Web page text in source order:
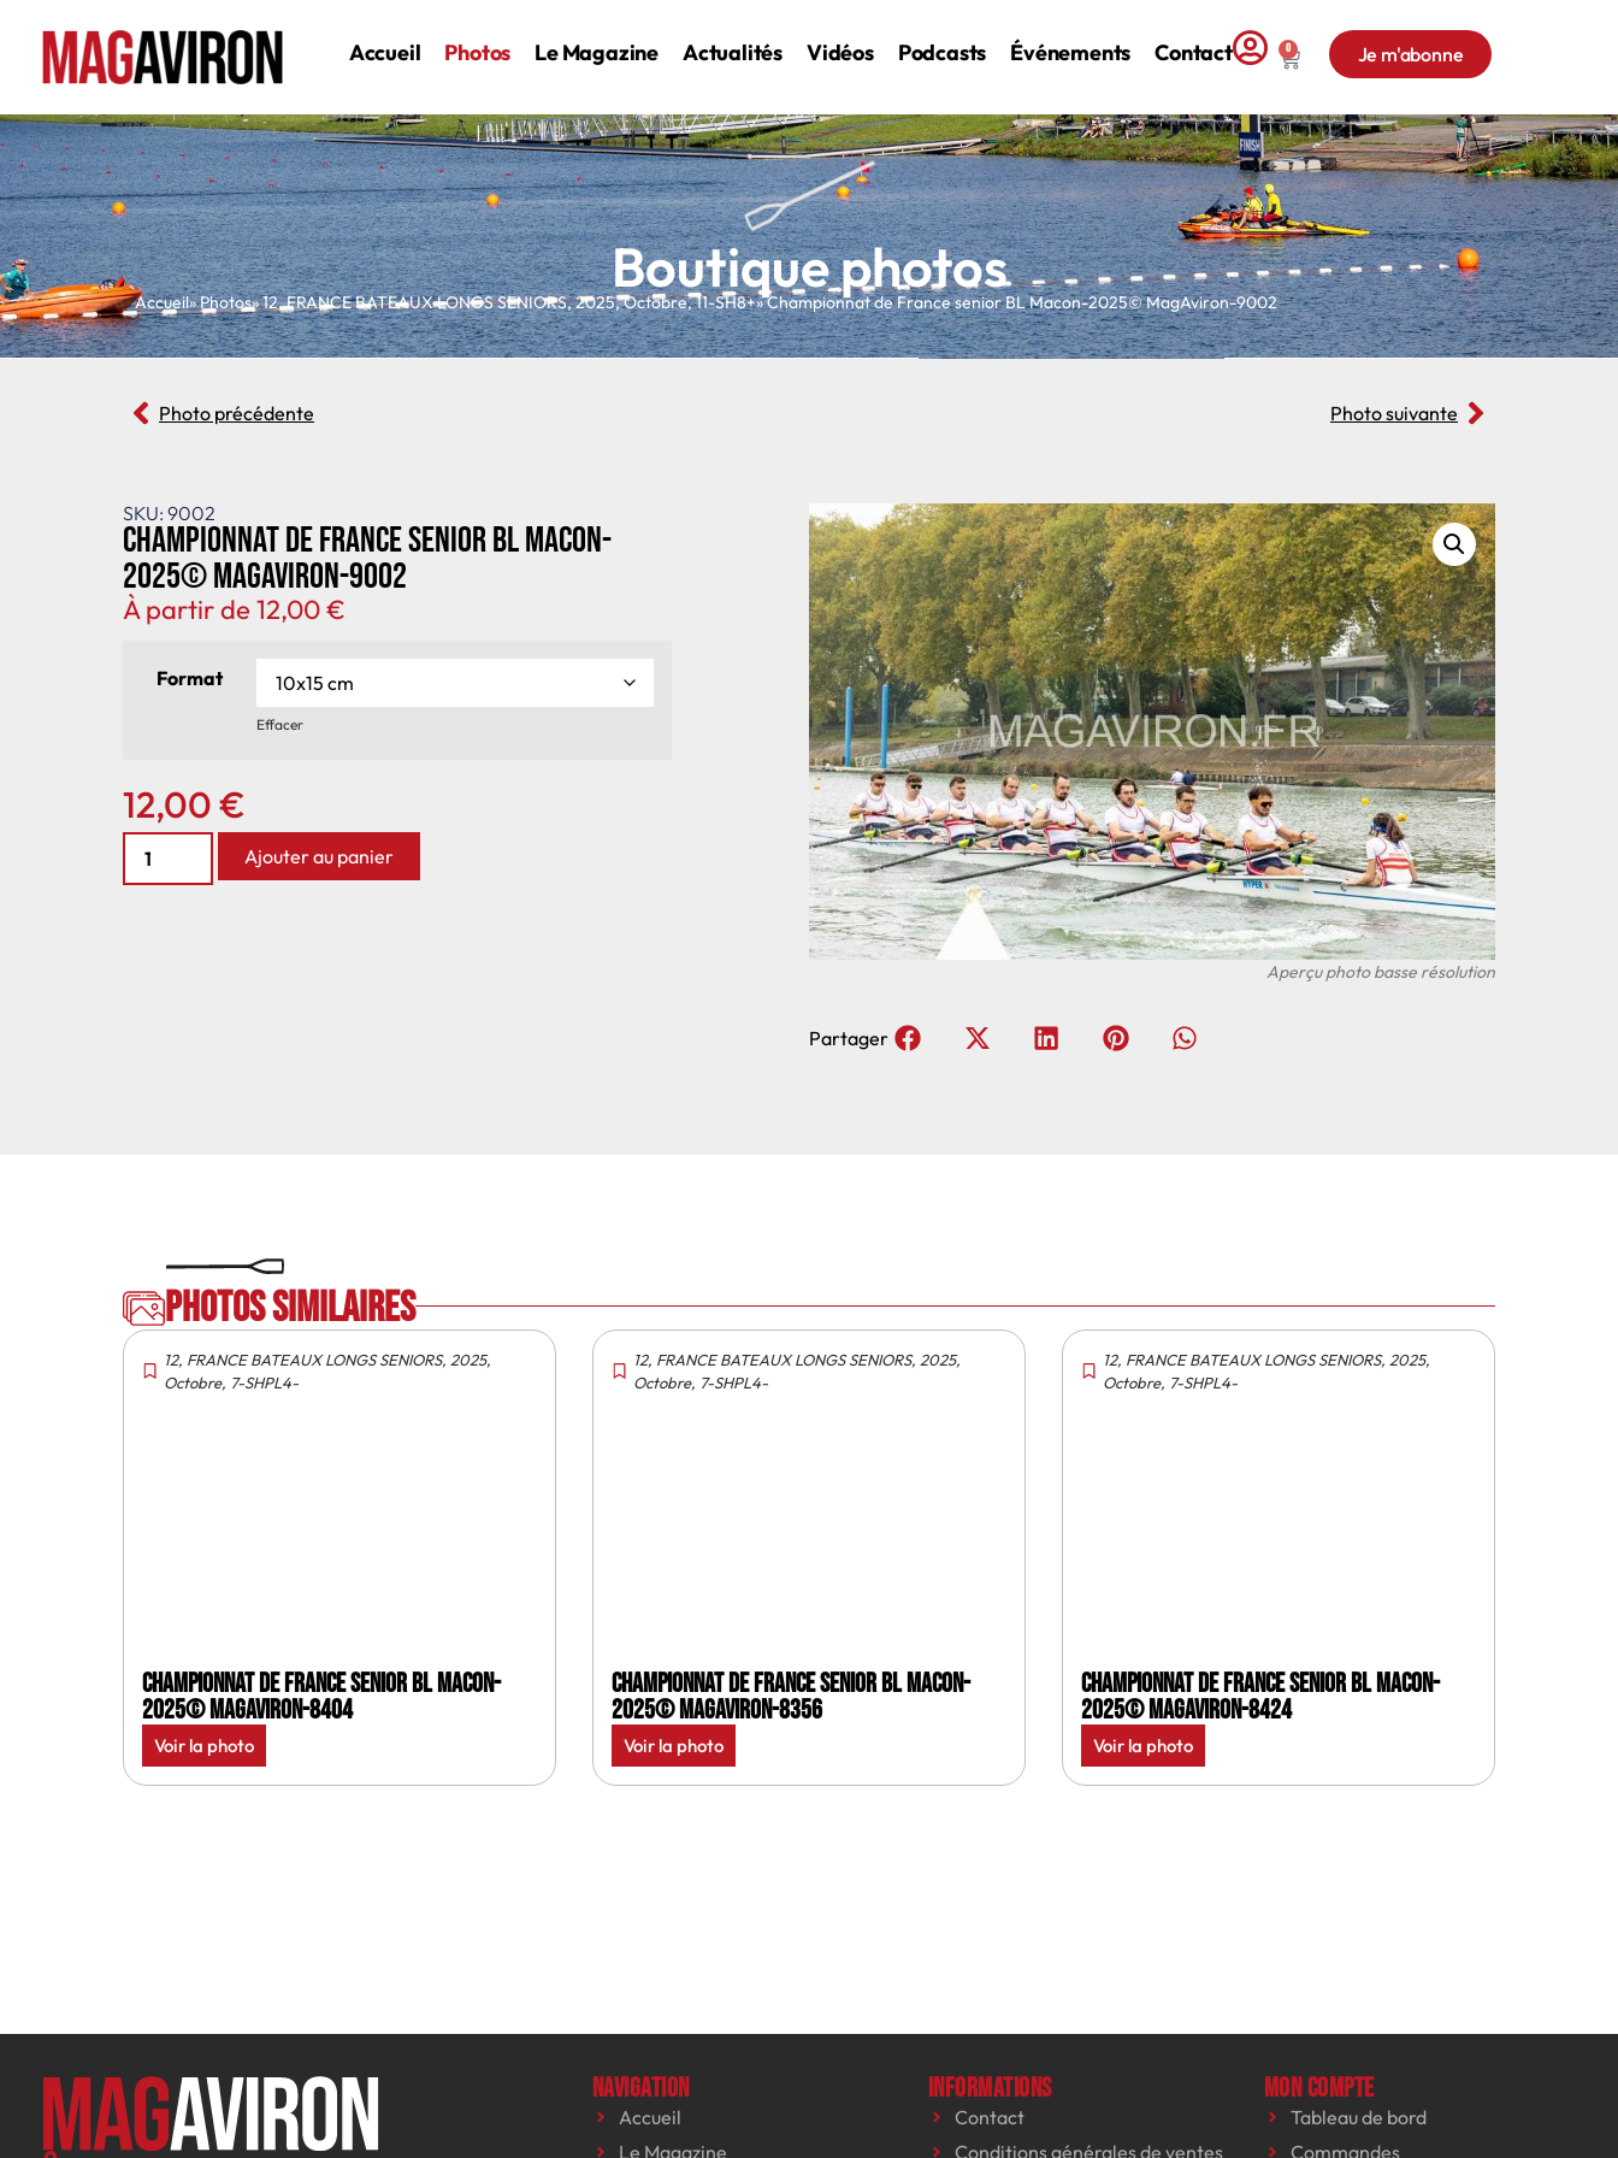
Accueil Photos Le Magazine Actualités Vidéos Podcasts Événements Contact 0 Je m'abonne
Boutique photos
Accueil» Photos»12,FRANCE BATEAUX LONGS SENIORS,2025,Octobre,11-SH8+» Championnat de France senior BL Macon-2025© MagAviron-9002
Photo précédente Photo suivante
SKU: 9002
Championnat de France senior BL Macon-
2025© MagAviron-9002
À partir de 12,00€
Format
Effacer
12,00€
Ajouter au panier
Partager
Photos similaires
12, FRANCE BATEAUX LONGS SENIORS, 2025,
Octobre, 7-SHPL4-
Championnat de France senior BL Macon-
2025© MagAviron-8404
Voir la photo
12, FRANCE BATEAUX LONGS SENIORS, 2025,
Octobre, 7-SHPL4-
Championnat de France senior BL Macon-
2025© MagAviron-8356
Voir la photo
12, FRANCE BATEAUX LONGS SENIORS, 2025,
Octobre, 7-SHPL4-
Championnat de France senior BL Macon-
2025© MagAviron-8424
Voir la photo
Navigation
Accueil
Le Magazine
Informations
Contact
Conditions générales de ventes
Mon compte
Tableau de bord
Commandes